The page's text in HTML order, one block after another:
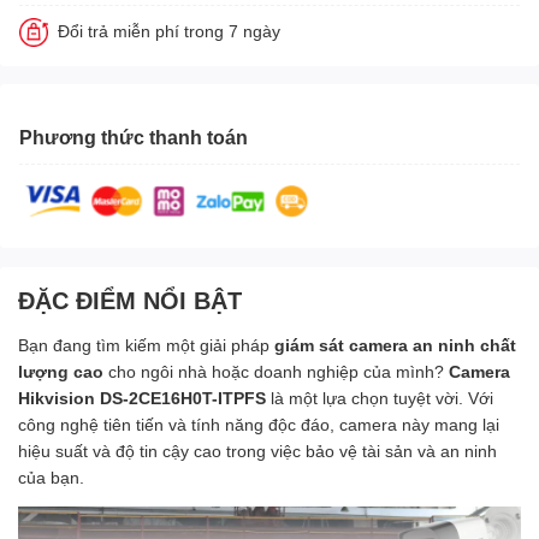
Đổi trả miễn phí trong 7 ngày
Phương thức thanh toán
ĐẶC ĐIỂM NỔI BẬT
Bạn đang tìm kiếm một giải pháp giám sát camera an ninh chất
lượng cao cho ngôi nhà hoặc doanh nghiệp của mình? Camera
Hikvision DS-2CE16H0T-ITPFS là một lựa chọn tuyệt vời. Với
công nghệ tiên tiến và tính năng độc đáo, camera này mang lại
hiệu suất và độ tin cậy cao trong việc bảo vệ tài sản và an ninh
của bạn.